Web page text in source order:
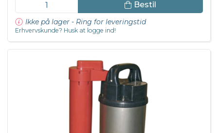
Bestil
Ikke på lager - Ring for leveringstid
Erhvervskunde? Husk at logge ind!